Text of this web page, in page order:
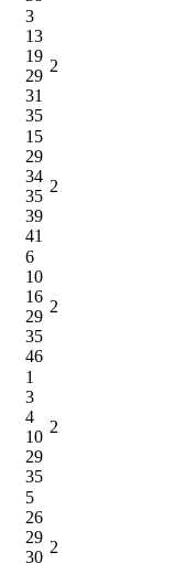
3
13
19
29
31
35
2
15
29
34
35
39
41
2
6
10
16
29
35
46
2
1
3
4
10
29
35
2
5
26
29
30
2